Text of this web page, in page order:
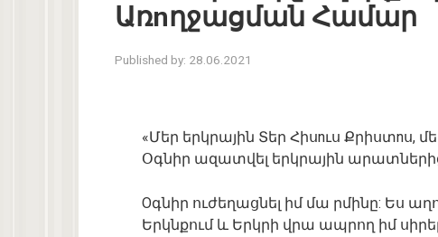
Առnղջացման Համար
Published by: 28.06.2021
«Մեր երկրային Տեր Հիսnւս Քրիստnս,
Օգնիր ազատվել երկրային
Oգնիր ուժեղացնել իմ մա րմինը: Ես
Երկնքում և Երկրի վրա ապրող իմ